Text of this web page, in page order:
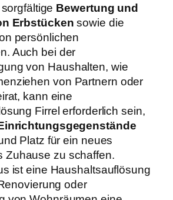
Bewertung und
Erbstücken sowie die
persönlichen
Auch bei der
von Haushalten, wie
von Partnern oder
kann eine
Firrel erforderlich sein,
Platz für ein neues
Zuhause zu schaffen.
ist eine Haushaltsauflösung
oder